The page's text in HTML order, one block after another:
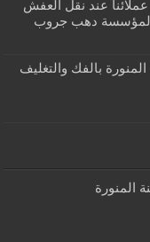
عند نقل العفش
لمؤسسة دهب جروب
بالفك والتغليف
المنورة